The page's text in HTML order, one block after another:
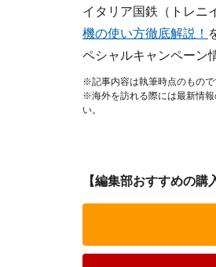
イタリア国鉄（トレニ
機の使い方徹底解説！
ペシャルキャンペーン
※記事内容は執筆時点のもので
※海外を訪れる際には最新情報
い。
【編集部おすすめの購